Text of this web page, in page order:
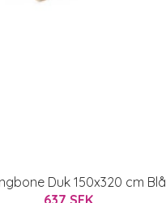
Duk 150x320 cm Blå
637 SEK